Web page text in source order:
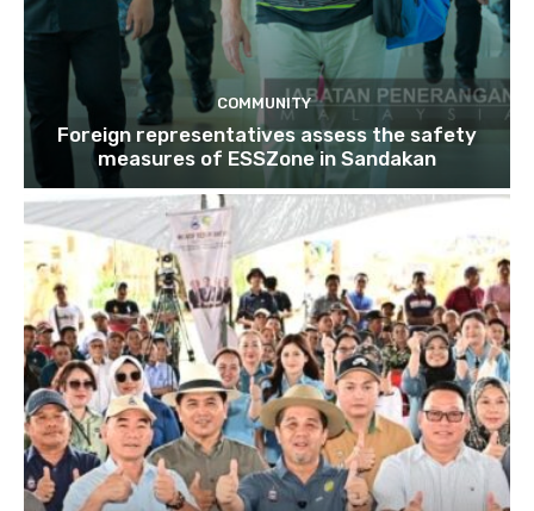
COMMUNITY
Foreign representatives assess the safety
measures of ESSZone in Sandakan